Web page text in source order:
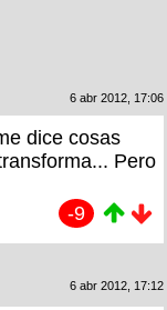
6 abr 2012, 17:06
dice cosas
Pero
-9
6 abr 2012, 17:12